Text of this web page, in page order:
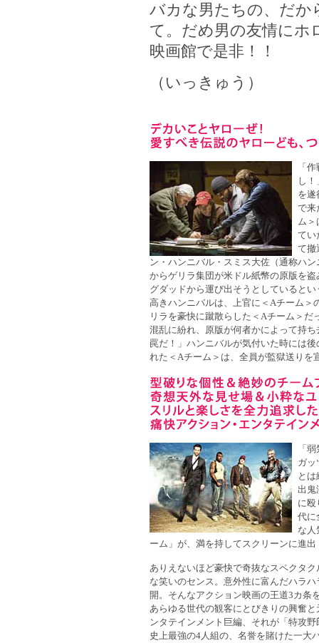
バカな男たちの、だか
て。だめ男の友情にホ
映画館で是非！！
（いっきゅう）
「
し
を遂
で来
ム＞
てい
て撤
ン・ハンニバル・スミス大佐（通称ハ
からゲリラ集団が米ドル紙幣の原版を
グダッドから運び出そうとしていると
高きハンニバルは、上官に＜Aチーム＞
リラを豪快に蹴散らした＜Aチーム＞だ
混乱に紛れ、原版が何者かによって持
罠だ！」ハンニバルが気付いた時には
れた＜Aチーム＞は、全員が監獄送りを
「
ガッ
と
出鬼
に殴
代に
な人
ーム」が、満を持してスクリーンに進出
ありえないほど豪快で奇抜なスペクタ
な笑いのセンス。意外性に富んだハラ
開。そんなアクション映画の王道3カ条
あらゆる世代の観客にとびきりの興奮
ンタテインメント巨編、それが「特攻
史上最強の4人組の、名誉を賭けた一大